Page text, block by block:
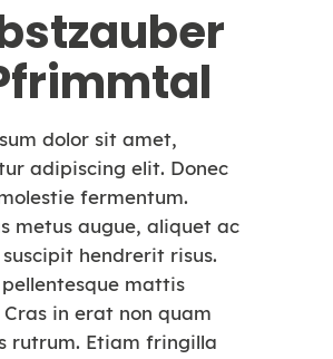
dolor sit amet,
adipiscing elit. Donec
fermentum.
metus augue, aliquet ac
hendrerit risus.
mattis
in erat non quam
rutrum. Etiam fringilla